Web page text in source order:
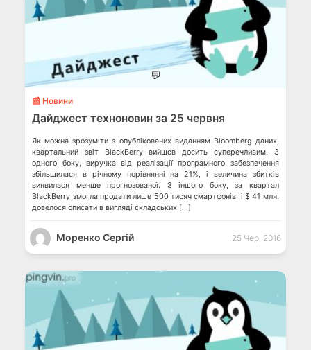
💬
📰 Новини
Дайджест техноновин за 25 червня
Як можна зрозуміти з опублікованих виданням Bloomberg даних,
квартальний звіт BlackBerry вийшов досить суперечливим. З
одного боку, виручка від реалізації програмного забезпечення
збільшилася в річному порівнянні на 21%, і величина збитків
виявилася менше прогнозованої. З іншого боку, за квартал
BlackBerry змогла продати лише 500 тисяч смартфонів, і $ 41 млн.
довелося списати в вигляді складських […]
Моренко Сергій 25 Чер, 2016